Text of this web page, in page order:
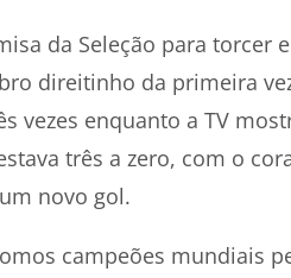
da Seleção para torcer
direitinho da primeira
vezes enquanto a TV
três a zero, com o
novo gol.
campeões mundiais